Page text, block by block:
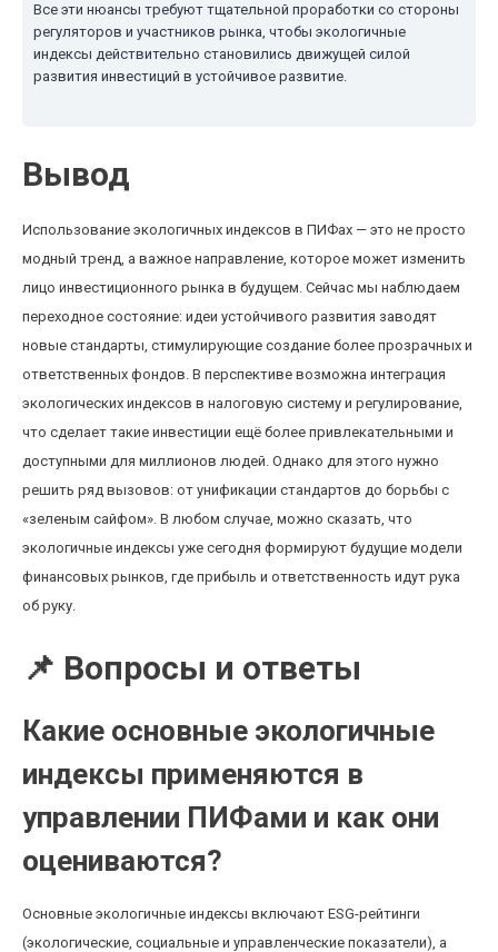
Все эти нюансы требуют тщательной проработки со стороны
регуляторов и участников рынка, чтобы экологичные
индексы действительно становились движущей силой
развития инвестиций в устойчивое развитие.
Вывод
Использование экологичных индексов в ПИФах — это не просто
модный тренд, а важное направление, которое может изменить
лицо инвестиционного рынка в будущем. Сейчас мы наблюдаем
переходное состояние: идеи устойчивого развития заводят
новые стандарты, стимулирующие создание более прозрачных и
ответственных фондов. В перспективе возможна интеграция
экологических индексов в налоговую систему и регулирование,
что сделает такие инвестиции ещё более привлекательными и
доступными для миллионов людей. Однако для этого нужно
решить ряд вызовов: от унификации стандартов до борьбы с
«зеленым сайфом». В любом случае, можно сказать, что
экологичные индексы уже сегодня формируют будущие модели
финансовых рынков, где прибыль и ответственность идут рука
об руку.
📌 Вопросы и ответы
Какие основные экологичные
индексы применяются в
управлении ПИФами и как они
оцениваются?
Основные экологичные индексы включают ESG-рейтинги
(экологические, социальные и управленческие показатели), а